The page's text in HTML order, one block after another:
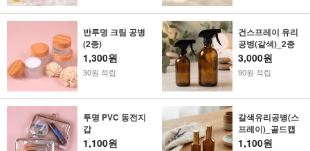
반투명 크림 공병
(2종)
1,300원
30원 적립
건스프레이 유리
공병(갈색)_2종
3,000원
90원 적립
투명 PVC 동전지
갑
1,100원
갈색유리공병(스
프레이)_골드캡
1,100원